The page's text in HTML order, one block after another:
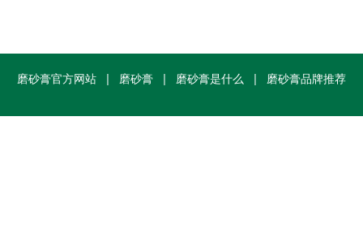
磨砂膏官方网站 | 磨砂膏 | 磨砂膏是什么 | 磨砂膏品牌推荐